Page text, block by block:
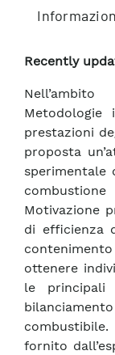
Recently
Metodologie
prestazioni
proposta
sperimentale
Motivazione
di efficienza
ottenere
le principali
combustibile.
fornito